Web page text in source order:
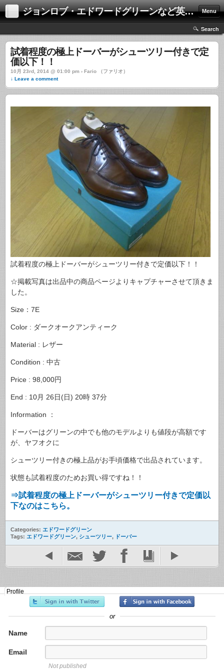
ジョンロブ・エドワードグリーンなど英国靴の激安中古通販情報ブログ Menu
Search
試着程度の極上ドーバーがシューツリー付きで定
価以下！！
10月 23rd, 2014 @ 01:00 pm › Fario （ファリオ）
↓ Leave a comment
試着程度の極上ドーバーがシューツリー付きで定価以下！！
☆掲載写真は出品中の商品ページよりキャプチャーさせて頂きま
した。
Size：7E
Color : ダークオークアンティーク
Material : レザー
Condition : 中古
Price : 98,000円
End : 10月 26日(日) 20時 37分
Information ：
ドーバーはグリーンの中でも他のモデルよりも値段が高額です
が、ヤフオクに
シューツリー付きの極上品がお手頃価格で出品されています。
状態も試着程度のためお買い得ですね！！
⇒試着程度の極上ドーバーがシューツリー付きで定価以
下なのはこちら。
Categories: エドワードグリーン
Tags: エドワードグリーン, シューツリー, ドーバー
Profile
or
Name
Email
Not published